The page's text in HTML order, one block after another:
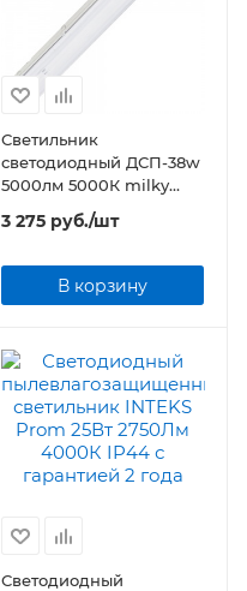
Светильник
светодиодный ДСП-38w
5000лм 5000К milky
IP65 ICEBERG
3 275руб./шт
В корзину
Светодиодный